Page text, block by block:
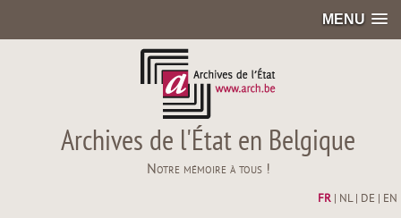
MENU
Archives de l'État en Belgique
Notre mémoire à tous !
FR| NL| DE EN